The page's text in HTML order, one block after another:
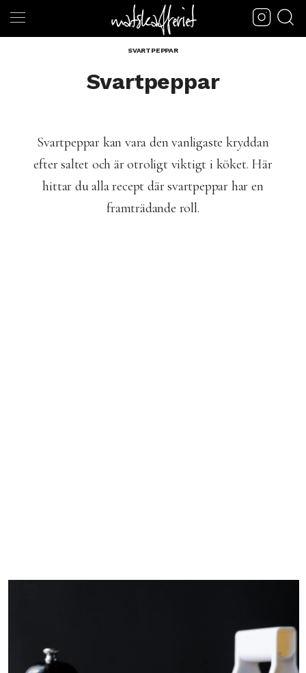
SVARTPEPPAR
Svartpeppar
Svartpeppar kan vara den vanligaste kryddan
efter saltet och är otroligt viktigt i köket. Här
hittar du alla recept där svartpeppar har en
framträdande roll.